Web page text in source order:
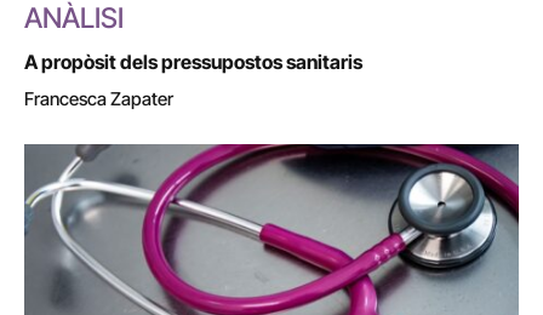
ANÀLISI
A propòsit dels pressupostos sanitaris
Francesca Zapater